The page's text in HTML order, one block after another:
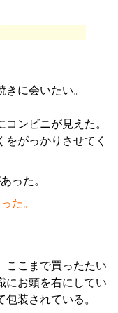
に会いたい。
ンビニが見えた。
がっかりさせてく
た。
ここまで買ったたい
にお頭を右にしてい
装されている。